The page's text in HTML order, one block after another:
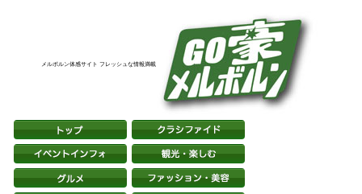
メルボルン体感サイト フレッシュな情報満載